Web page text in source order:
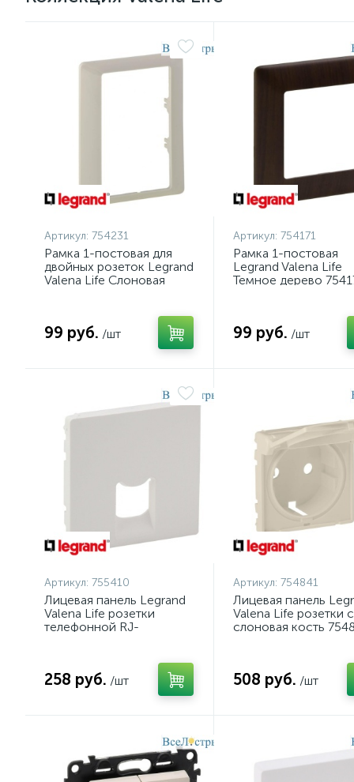
Артикул: 754231
Рамка 1-постовая для
двойных розеток Legrand
Valena Life Слоновая
99 руб. /шт
Артикул: 754171
Рамка 1-постовая
Legrand Valena Life
Темное дерево
99 руб. /шт
Артикул: 755410
Лицевая панель Legrand
Valena Life розетки
телефонной RJ-
258 руб. /шт
Артикул: 754841
Лицевая панель
Valena Life розетки
слоновая кость
508 руб. /шт